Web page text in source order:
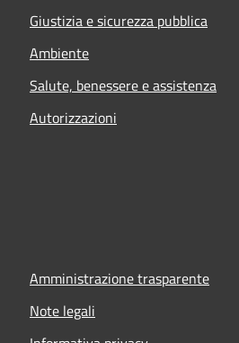
Giustizia e sicurezza pubblica
Ambiente
Salute, benessere e assistenza
Autorizzazioni
Amministrazione trasparente
Note legali